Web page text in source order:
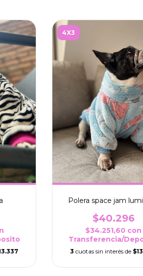
4X3
Polera space jam
$40.296
$34.251,60 con
Transferencia/
3 cuotas sin interés de